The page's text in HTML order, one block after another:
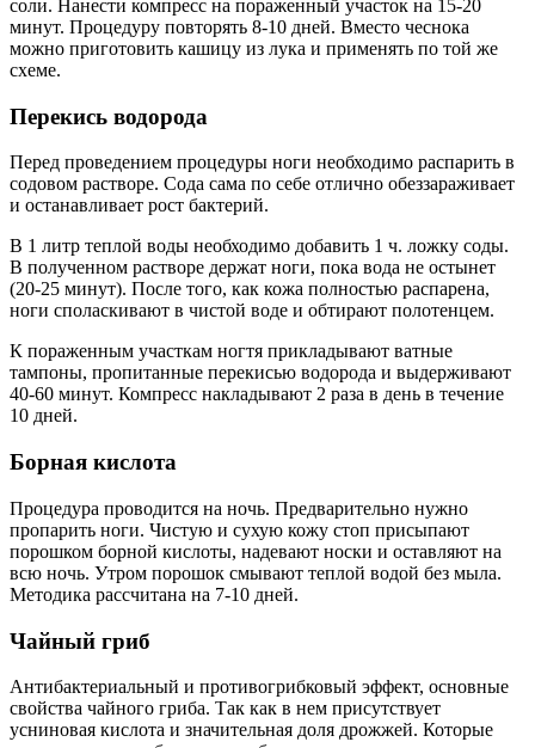
соли. Нанести компресс на пораженный участок на 15-20
минут. Процедуру повторять 8-10 дней. Вместо чеснока
можно приготовить кашицу из лука и применять по той же
схеме.
Перекись водорода
Перед проведением процедуры ноги необходимо распарить в
содовом растворе. Сода сама по себе отлично обеззараживает
и останавливает рост бактерий.
В 1 литр теплой воды необходимо добавить 1 ч. ложку соды.
В полученном растворе держат ноги, пока вода не остынет
(20-25 минут). После того, как кожа полностью распарена,
ноги споласкивают в чистой воде и обтирают полотенцем.
К пораженным участкам ногтя прикладывают ватные
тампоны, пропитанные перекисью водорода и выдерживают
40-60 минут. Компресс накладывают 2 раза в день в течение
10 дней.
Борная кислота
Процедура проводится на ночь. Предварительно нужно
пропарить ноги. Чистую и сухую кожу стоп присыпают
порошком борной кислоты, надевают носки и оставляют на
всю ночь. Утром порошок смывают теплой водой без мыла.
Методика рассчитана на 7-10 дней.
Чайный гриб
Антибактериальный и противогрибковый эффект, основные
свойства чайного гриба. Так как в нем присутствует
усниновая кислота и значительная доля дрожжей. Которые